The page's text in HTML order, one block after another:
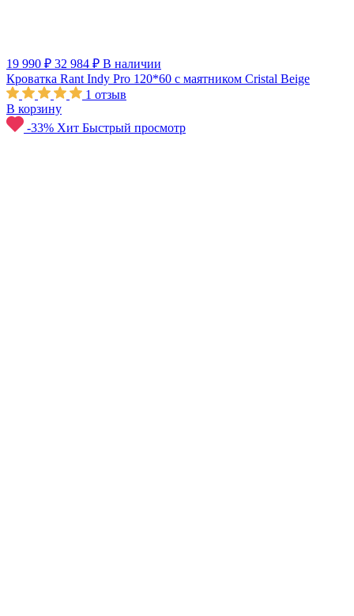
19 990 ₽ 32 984 ₽ В наличии
Кроватка Rant Indy Pro 120*60 с маятником Cristal Beige
1 отзыв
В корзину
-33% Хит Быстрый просмотр